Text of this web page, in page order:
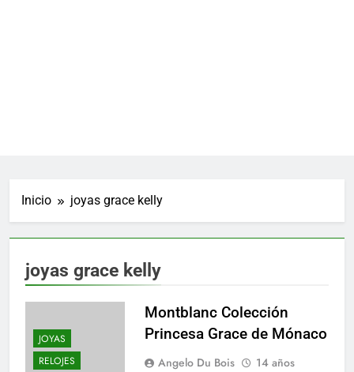
Inicio joyas grace kelly
joyas grace kelly
JOYAS
RELOJES
Montblanc Colección
Princesa Grace de Mónaco
Angelo Du Bois
14 años